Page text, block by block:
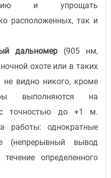
и упрощать
расположенных, так и
дальномер (905 нм,
охоте или в таких
не видно никого, кроме
выполняются на
точностью до +1 м.
работы: однократные
(непрерывный вывод
определенного